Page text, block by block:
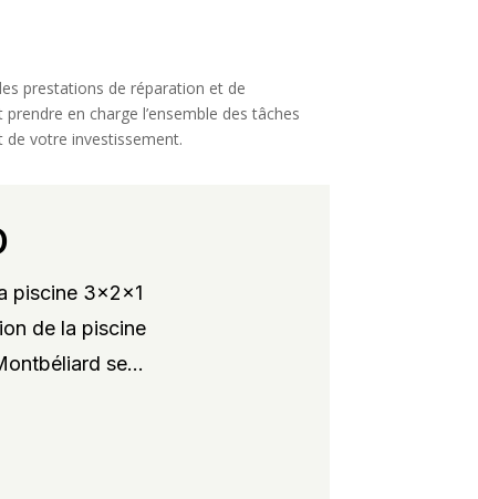
prestations de réparation et de
en charge l’ensemble des tâches
votre investissement.
piscine 3x2x1
de la piscine
se...